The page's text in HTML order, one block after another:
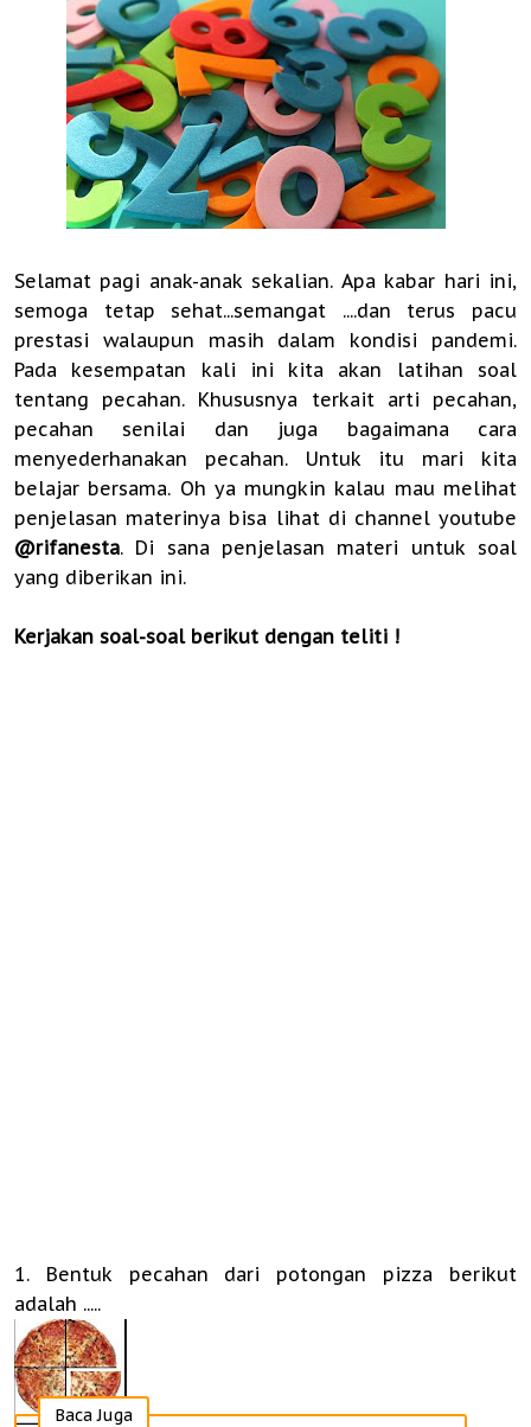
Selamat pagi anak-anak sekalian. Apa kabar hari ini,
semoga tetap sehat...semangat ....dan terus pacu
prestasi walaupun masih dalam kondisi pandemi.
Pada kesempatan kali ini kita akan latihan soal
tentang pecahan. Khususnya terkait arti pecahan,
pecahan senilai dan juga bagaimana cara
menyederhanakan pecahan. Untuk itu mari kita
belajar bersama. Oh ya mungkin kalau mau melihat
penjelasan materinya bisa lihat di channel youtube
@rifanesta. Di sana penjelasan materi untuk soal
yang diberikan ini.
Kerjakan soal-soal berikut dengan teliti !
1. Bentuk pecahan dari potongan pizza berikut
adalah .....
Baca Juga